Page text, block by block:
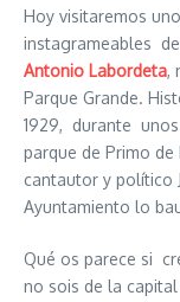
Hoy visitaremos
instagrameables
Antonio Labordeta,
Parque Grande.
1929, durante
parque de Primo
cantautor y político
Ayuntamiento lo
Qué os parece si
no sois de la